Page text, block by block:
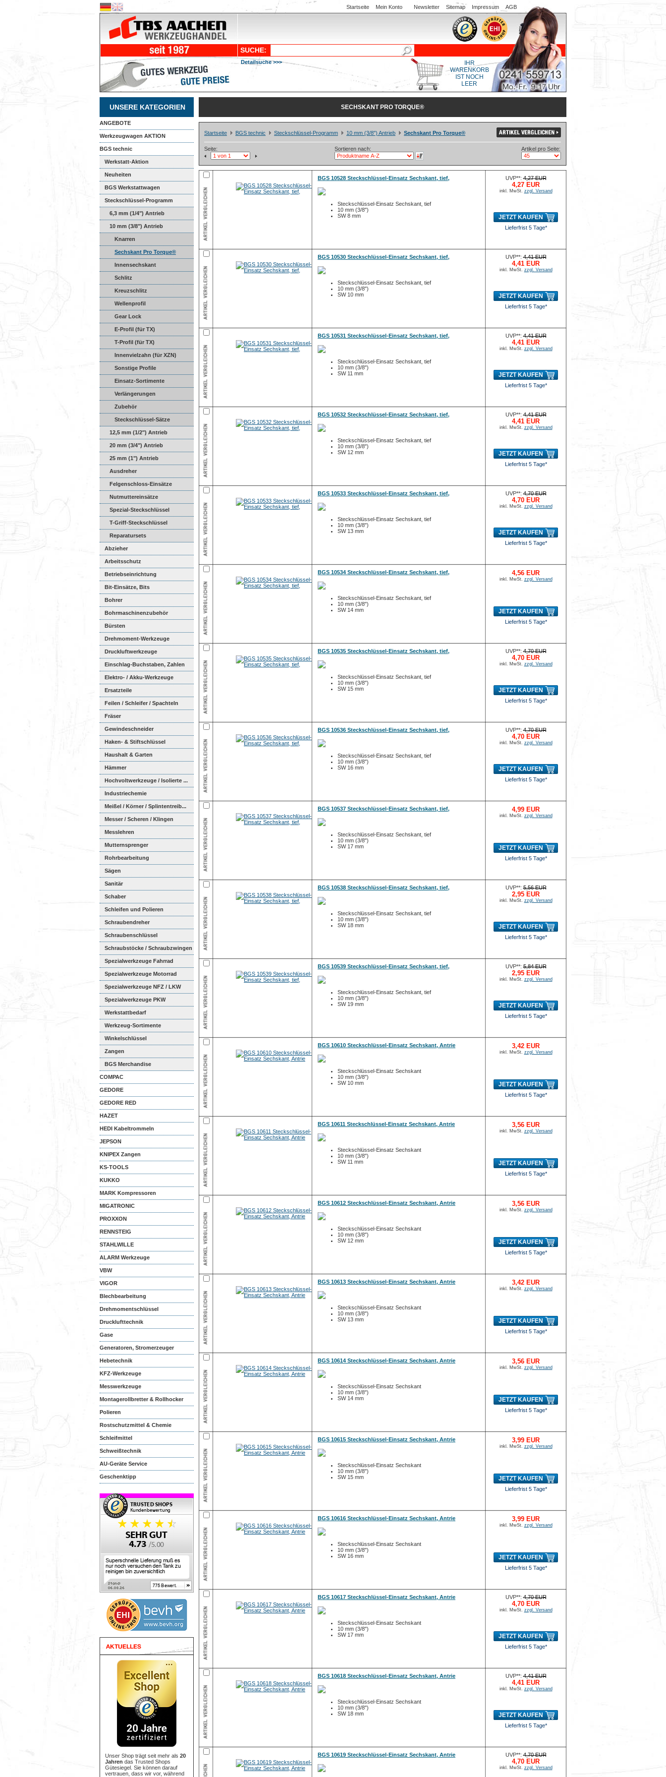
Startseite Mein Konto Newsletter Sitemap Impressum AGB
SUCHE:
Detailsuche >>>
IHR
WARENKORB
IST NOCH
LEER
UNSERE KATEGORIEN
ANGEBOTE
Werkzeugwagen AKTION
BGS technic
Werkstatt-Aktion
Neuheiten
BGS Werkstattwagen
Steckschlüssel-Programm
6,3 mm (1/4") Antrieb
10 mm (3/8") Antrieb
Knarren
Sechskant Pro Torque®
Innensechskant
Schlitz
Kreuzschlitz
Wellenprofil
Gear Lock
E-Profil (für TX)
T-Profil (für TX)
Innenvielzahn (für XZN)
Sonstige Profile
Einsatz-Sortimente
Verlängerungen
Zubehör
Steckschlüssel-Sätze
12,5 mm (1/2") Antrieb
20 mm (3/4") Antrieb
25 mm (1") Antrieb
Ausdreher
Felgenschloss-Einsätze
Nutmuttereinsätze
Spezial-Steckschlüssel
T-Griff-Steckschlüssel
Reparatursets
Abzieher
Arbeitsschutz
Betriebseinrichtung
Bit-Einsätze, Bits
Bohrer
Bohrmaschinenzubehör
Bürsten
Drehmoment-Werkzeuge
Druckluftwerkzeuge
Einschlag-Buchstaben, Zahlen
Elektro- / Akku-Werkzeuge
Ersatzteile
Feilen / Schleifer / Spachteln
Fräser
Gewindeschneider
Haken- & Stiftschlüssel
Haushalt & Garten
Hämmer
Hochvoltwerkzeuge / Isolierte ...
Industriechemie
Meißel / Körner / Splintentreib...
Messer / Scheren / Klingen
Messlehren
Mutternsprenger
Rohrbearbeitung
Sägen
Sanitär
Schaber
Schleifen und Polieren
Schraubendreher
Schraubenschlüssel
Schraubstöcke / Schraubzwingen
Spezialwerkzeuge Fahrrad
Spezialwerkzeuge Motorrad
Spezialwerkzeuge NFZ / LKW
Spezialwerkzeuge PKW
Werkstattbedarf
Werkzeug-Sortimente
Winkelschlüssel
Zangen
BGS Merchandise
COMPAC
GEDORE
GEDORE RED
HAZET
HEDI Kabeltrommeln
JEPSON
KNIPEX Zangen
KS-TOOLS
KUKKO
MARK Kompressoren
MIGATRONIC
PROXXON
RENNSTEIG
STAHLWILLE
ALARM Werkzeuge
VBW
VIGOR
Blechbearbeitung
Drehmomentschlüssel
Drucklufttechnik
Gase
Generatoren, Stromerzeuger
Hebetechnik
KFZ-Werkzeuge
Messwerkzeuge
Montagerollbretter & Rollhocker
Polieren
Rostschutzmittel & Chemie
Schleifmittel
Schweißtechnik
AU-Geräte Service
Geschenktipp
Unser Shop trägt seit mehr als 20
Jahren das Trusted Shops
Gütesiegel. Sie können darauf
vertrauen, dass wir vor, während
SECHSKANT PRO TORQUE®
Startseite BGS technic Steckschlüssel-Programm 10 mm (3/8") Antrieb Sechskant Pro Torque®
Seite: Sortieren nach: Artikel pro Seite:
BGS 10528 Steckschlüssel-Einsatz Sechskant, tief,
Steckschlüssel-Einsatz Sechskant, tief
10 mm (3/8")
SW 8 mm
UVP**:4,27 EUR
4,27 EUR
inkl. MwSt. zzgl. Versand
JETZT KAUFEN
Lieferfrist 5 Tage*
BGS 10530 Steckschlüssel-Einsatz Sechskant, tief,
Steckschlüssel-Einsatz Sechskant, tief
10 mm (3/8")
SW 10 mm
UVP**:4,41 EUR
4,41 EUR
inkl. MwSt. zzgl. Versand
JETZT KAUFEN
Lieferfrist 5 Tage*
BGS 10531 Steckschlüssel-Einsatz Sechskant, tief,
Steckschlüssel-Einsatz Sechskant, tief
10 mm (3/8")
SW 11 mm
UVP**:4,41 EUR
4,41 EUR
inkl. MwSt. zzgl. Versand
JETZT KAUFEN
Lieferfrist 5 Tage*
BGS 10532 Steckschlüssel-Einsatz Sechskant, tief,
Steckschlüssel-Einsatz Sechskant, tief
10 mm (3/8")
SW 12 mm
UVP**:4,41 EUR
4,41 EUR
inkl. MwSt. zzgl. Versand
JETZT KAUFEN
Lieferfrist 5 Tage*
BGS 10533 Steckschlüssel-Einsatz Sechskant, tief,
Steckschlüssel-Einsatz Sechskant, tief
10 mm (3/8")
SW 13 mm
UVP**:4,70 EUR
4,70 EUR
inkl. MwSt. zzgl. Versand
JETZT KAUFEN
Lieferfrist 5 Tage*
BGS 10534 Steckschlüssel-Einsatz Sechskant, tief,
Steckschlüssel-Einsatz Sechskant, tief
10 mm (3/8")
SW 14 mm
4,56 EUR
inkl. MwSt. zzgl. Versand
JETZT KAUFEN
Lieferfrist 5 Tage*
BGS 10535 Steckschlüssel-Einsatz Sechskant, tief,
Steckschlüssel-Einsatz Sechskant, tief
10 mm (3/8")
SW 15 mm
UVP**:4,70 EUR
4,70 EUR
inkl. MwSt. zzgl. Versand
JETZT KAUFEN
Lieferfrist 5 Tage*
BGS 10536 Steckschlüssel-Einsatz Sechskant, tief,
Steckschlüssel-Einsatz Sechskant, tief
10 mm (3/8")
SW 16 mm
UVP**:4,70 EUR
4,70 EUR
inkl. MwSt. zzgl. Versand
JETZT KAUFEN
Lieferfrist 5 Tage*
BGS 10537 Steckschlüssel-Einsatz Sechskant, tief,
Steckschlüssel-Einsatz Sechskant, tief
10 mm (3/8")
SW 17 mm
4,99 EUR
inkl. MwSt. zzgl. Versand
JETZT KAUFEN
Lieferfrist 5 Tage*
BGS 10538 Steckschlüssel-Einsatz Sechskant, tief,
Steckschlüssel-Einsatz Sechskant, tief
10 mm (3/8")
SW 18 mm
UVP**:5,56 EUR
2,95 EUR
inkl. MwSt. zzgl. Versand
JETZT KAUFEN
Lieferfrist 5 Tage*
BGS 10539 Steckschlüssel-Einsatz Sechskant, tief,
Steckschlüssel-Einsatz Sechskant, tief
10 mm (3/8")
SW 19 mm
UVP**:5,84 EUR
2,95 EUR
inkl. MwSt. zzgl. Versand
JETZT KAUFEN
Lieferfrist 5 Tage*
BGS 10610 Steckschlüssel-Einsatz Sechskant, Antrie
Steckschlüssel-Einsatz Sechskant
10 mm (3/8")
SW 10 mm
3,42 EUR
inkl. MwSt. zzgl. Versand
JETZT KAUFEN
Lieferfrist 5 Tage*
BGS 10611 Steckschlüssel-Einsatz Sechskant, Antrie
Steckschlüssel-Einsatz Sechskant
10 mm (3/8")
SW 11 mm
3,56 EUR
inkl. MwSt. zzgl. Versand
JETZT KAUFEN
Lieferfrist 5 Tage*
BGS 10612 Steckschlüssel-Einsatz Sechskant, Antrie
Steckschlüssel-Einsatz Sechskant
10 mm (3/8")
SW 12 mm
3,56 EUR
inkl. MwSt. zzgl. Versand
JETZT KAUFEN
Lieferfrist 5 Tage*
BGS 10613 Steckschlüssel-Einsatz Sechskant, Antrie
Steckschlüssel-Einsatz Sechskant
10 mm (3/8")
SW 13 mm
3,42 EUR
inkl. MwSt. zzgl. Versand
JETZT KAUFEN
Lieferfrist 5 Tage*
BGS 10614 Steckschlüssel-Einsatz Sechskant, Antrie
Steckschlüssel-Einsatz Sechskant
10 mm (3/8")
SW 14 mm
3,56 EUR
inkl. MwSt. zzgl. Versand
JETZT KAUFEN
Lieferfrist 5 Tage*
BGS 10615 Steckschlüssel-Einsatz Sechskant, Antrie
Steckschlüssel-Einsatz Sechskant
10 mm (3/8")
SW 15 mm
3,99 EUR
inkl. MwSt. zzgl. Versand
JETZT KAUFEN
Lieferfrist 5 Tage*
BGS 10616 Steckschlüssel-Einsatz Sechskant, Antrie
Steckschlüssel-Einsatz Sechskant
10 mm (3/8")
SW 16 mm
3,99 EUR
inkl. MwSt. zzgl. Versand
JETZT KAUFEN
Lieferfrist 5 Tage*
BGS 10617 Steckschlüssel-Einsatz Sechskant, Antrie
Steckschlüssel-Einsatz Sechskant
10 mm (3/8")
SW 17 mm
UVP**:4,70 EUR
4,70 EUR
inkl. MwSt. zzgl. Versand
JETZT KAUFEN
Lieferfrist 5 Tage*
BGS 10618 Steckschlüssel-Einsatz Sechskant, Antrie
Steckschlüssel-Einsatz Sechskant
10 mm (3/8")
SW 18 mm
UVP**:4,41 EUR
4,41 EUR
inkl. MwSt. zzgl. Versand
JETZT KAUFEN
Lieferfrist 5 Tage*
BGS 10619 Steckschlüssel-Einsatz Sechskant, Antrie UVP**:4,70 EUR
4,70 EUR
inkl. MwSt. zzgl. Versand